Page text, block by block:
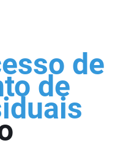
de
de